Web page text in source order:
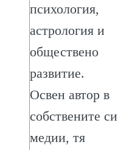
психология,
астрология и
обществено
развитие.
Освен автор в
собствените си
медии, тя